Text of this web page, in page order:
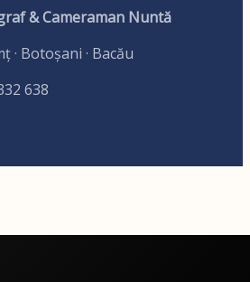
& Cameraman Nuntă
· Botoșani · Bacău
638